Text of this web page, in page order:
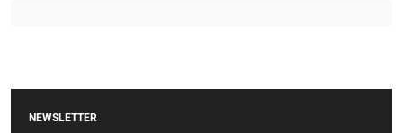
NEWSLETTER